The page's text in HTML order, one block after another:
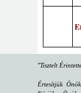
"Tisztelt
Értesítjük